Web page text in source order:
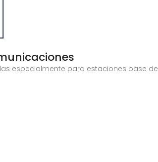
especialmente para estaciones base